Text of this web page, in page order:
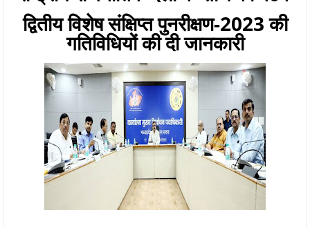
द्वितीय विशेष संक्षिप्त पुनरीक्षण-2023 की
गतिविधियों की दी जानकारी